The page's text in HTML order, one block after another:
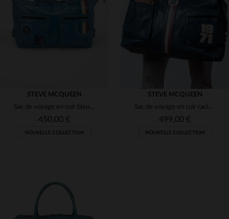
TAILLES DISPONIBLES
STEVE MCQUEEN
Sac de voyage en cuir bleu Steve McQueen format 48h
450,00 €
NOUVELLE COLLECTION
STEVE MCQUEEN
Sac de voyage en cuir racing bleu royal Steve McQueen
499,00 €
NOUVELLE COLLECTION